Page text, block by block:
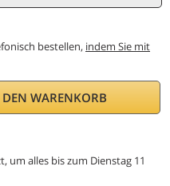
bestellen, indem Sie mit
WARENKORB
um alles bis zum Dienstag 11